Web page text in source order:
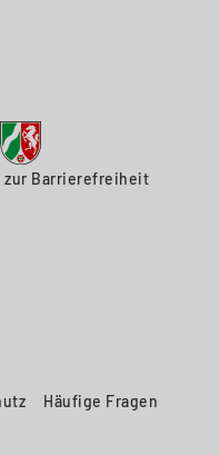
zur Barrierefreiheit
Häufige Fragen